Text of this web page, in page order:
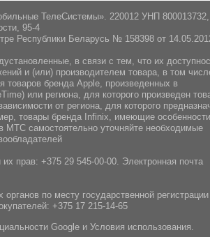
ТелеСистемы». 220012 УНП 800013732,
95-4
Республики Беларусь № 158398 от
в связи с тем, что их
и (или) производителем товара, в том
товаров бренда Apple, произведенных в
или региона, для которого произведен
от региона, для которого
товары бренда Infiniх, имеющие
МТС самостоятельно уточняйте необходимые
их прав: +375 29 545-00-00. Электронная почта
по месту государственной
+375 17 215-14-65
Google и Условия использования.